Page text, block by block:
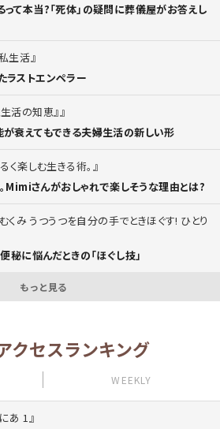
て本当?「死体」の疑問に葬儀屋がお答えし
生活
ラストエンペラー
活の知恵』
衰えてもできる夫婦生活の新しい形
く楽しむ生きる術。
Mimiさんがおしゃれで楽しそうな理由とは?
くみ うつうつを自分の手でときほぐす! ひとり
秘に悩んだときの「ほぐし技」
もっと見る
クセスランキング
WEEKLY
あ 1